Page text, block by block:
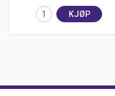
KJØP